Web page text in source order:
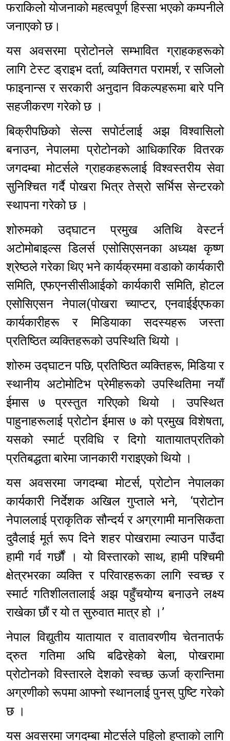
फराकिलो योजनाको महत्वपूर्ण हिस्सा भएको कम्पनीले
जनाएको छ।
यस अवसरमा प्रोटोनले सम्भावित ग्राहकहरूको
लागि टेस्ट ड्राइभ दर्ता, व्यक्तिगत परामर्श, र सजिलो
फाइनान्स र सरकारी अनुदान विकल्पहरूमा बारे पनि
सहजीकरण गरेको छ ।
बिक्रीपछिको सेल्स सपोर्टलाई अझ विश्वासिलो
बनाउन, नेपालमा प्रोटोनको आधिकारिक वितरक
जगदम्बा मोटर्सले ग्राहकहरूलाई विश्वस्तरीय सेवा
सुनिश्चित गर्दै पोखरा भित्र तेस्रो सर्भिस सेन्टरको
स्थापना गरेको छ ।
शोरुमको उद्घाटन प्रमुख अतिथि वेस्टर्न
अटोमोबाइल्स डिलर्स एसोसिएसनका अध्यक्ष कृष्ण
श्रेष्ठले गरेका थिए भने कार्यक्रममा वडाको कार्यकारी
समिति, एफएनसीसीआईको कार्यकारी समिति, होटल
एसोसिएसन नेपाल(पोखरा च्याप्टर, एनवाईईएफका
कार्यकारीहरू र मिडियाका सदस्यहरू जस्ता
प्रतिष्ठित व्यक्तिहरूको उपस्थिति थियो ।
शोरुम उद्घाटन पछि, प्रतिष्ठित व्यक्तिहरू, मिडिया र
स्थानीय अटोमोटिभ प्रेमीहरूको उपस्थितिमा नयाँ
ईमास ७ प्रस्तुत गरिएको थियो । उपस्थित
पाहुनाहरूलाई प्रोटोन ईमास ७ को प्रमुख विशेषता,
यसको स्मार्ट प्रविधि र दिगो यातायातप्रतिको
प्रतिबद्धता बारेमा जानकारी गराइएको थियो ।
यस अवसरमा जगदम्बा मोटर्स, प्रोटोन नेपालका
कार्यकारी निर्देशक अखिल गुप्ताले भने, ‘प्रोटोन
नेपाललाई प्राकृतिक सौन्दर्य र अग्रगामी मानसिकता
दुवैलाई मूर्त रूप दिने शहर पोखरामा ल्याउन पाउँदा
हामी गर्व गर्छौं । यो विस्तारको साथ, हामी पश्चिमी
क्षेत्रभरका व्यक्ति र परिवारहरूका लागि स्वच्छ र
स्मार्ट गतिशीलतालाई अझ पहुँचयोग्य बनाउने लक्ष्य
राखेका छौं र यो त सुरुवात मात्र हो ।’
नेपाल विद्युतीय यातायात र वातावरणीय चेतनातर्फ
द्रुत गतिमा अघि बढिरहेको बेला, पोखरामा
प्रोटोनको विस्तारले देशको स्वच्छ ऊर्जा क्रान्तिमा
अग्रणीको रूपमा आफ्नो स्थानलाई पुनस् पुष्टि गरेको
छ ।
यस अवसरमा जगदम्बा मोटर्सले पहिलो हप्ताको लागि